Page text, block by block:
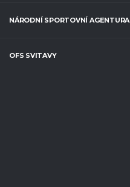
NÁRODNÍ SPORTOVNÍ AGENTURA
OFS SVITAVY